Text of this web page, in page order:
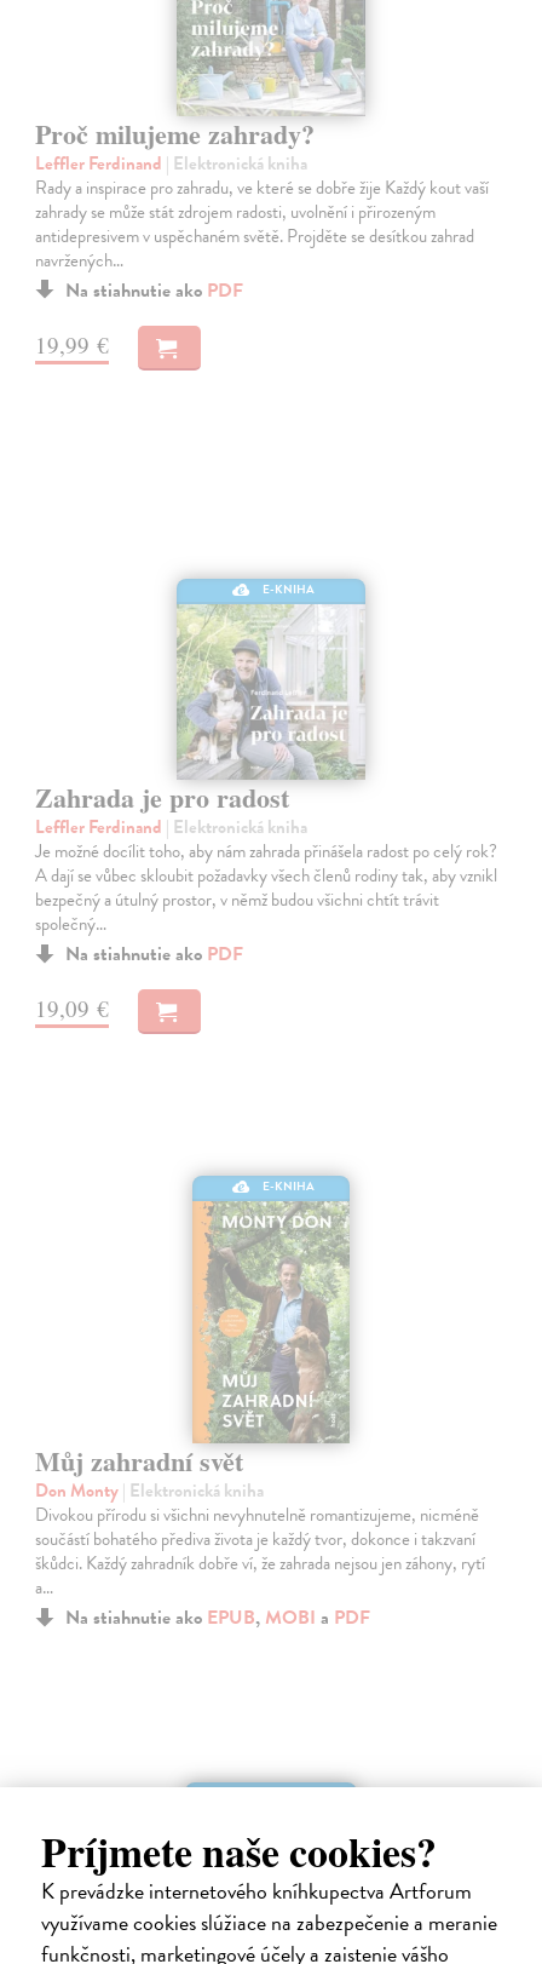
Príjmete naše cookies?
K prevádzke internetového kníhkupectva Artforum
využívame cookies slúžiace na zabezpečenie a meranie
funkčnosti, marketingové účely a zaistenie vášho
Proč milujeme zahrady?
Leffler Ferdinand | Elektronická kniha
Rady a inspirace pro zahradu, ve které se dobře žije Každý kout vaší
zahrady se může stát zdrojem radosti, uvolnění i přirozeným
antidepresivem v uspěchaném světě. Projděte se desítkou zahrad
navržených…
Na stiahnutie ako PDF
19,99 €
E-KNIHA
Zahrada je pro radost
Leffler Ferdinand | Elektronická kniha
Je možné docílit toho, aby nám zahrada přinášela radost po celý rok?
A dají se vůbec skloubit požadavky všech členů rodiny tak, aby vznikl
bezpečný a útulný prostor, v němž budou všichni chtít trávit
společný…
Na stiahnutie ako PDF
19,09 €
E-KNIHA
Můj zahradní svět
Don Monty| Elektronická kniha
Divokou přírodu si všichni nevyhnutelně romantizujeme, nicméně
součástí bohatého přediva života je každý tvor, dokonce i takzvaní
škůdci. Každý zahradník dobře ví, že zahrada nejsou jen záhony, rytí
a…
Na stiahnutie ako EPUB, MOBI a PDF
E-KNIHA